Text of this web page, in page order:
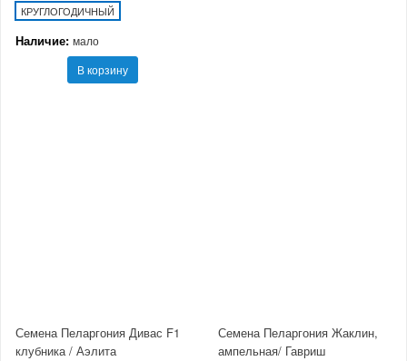
КРУГЛОГОДИЧНЫЙ
Наличие: мало
В корзину
Семена Пеларгония Дивас F1
клубника / Аэлита
Семена Пеларгония Жаклин,
ампельная/ Гавриш